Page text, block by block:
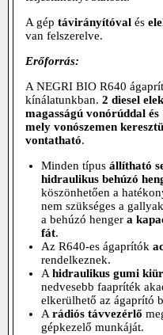
A gép távirányítóval és
van felszerelve.
Erőforrás:
A NEGRI BIO R640
kínálatunkban. 2 diesel
magasságú vonórúddal és
mely vonószemen
vontatható.
Minden típus állítható
hidraulikus behúzó
köszönhetően a
nem szükséges a
a behúzó henger a
fát.
Az R640-es ágaprítók
rendelkeznek.
A hidraulikus gumi
nedvesebb faapríték
elkerülhető az ágaprító
A rádiós távvezérlő
gépkezelő munkáját.